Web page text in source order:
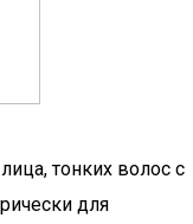
тонких волос с
для